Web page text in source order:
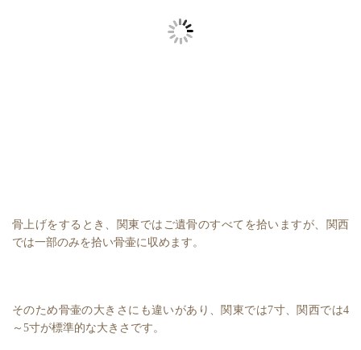
骨上げをするとき、関東ではご遺骨のすべてを拾いますが、関西
では一部のみを拾い骨壷に収めます。
そのため骨壷の大きさにも違いがあり、関東では7寸、関西では4
～5寸が標準的な大きさです。